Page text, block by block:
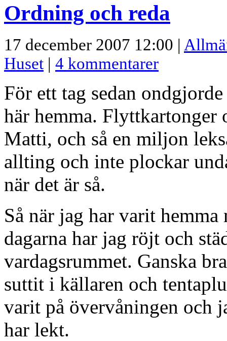
Ordning och reda
17 december 2007 12:00 |
Huset | 4 kommentarer
För ett tag sedan
här hemma. Flyttkartonger
Matti, och så en miljon
allting och inte plockar
när det är så.
Så när jag har varit hemma
dagarna har jag röjt och
vardagsrummet. Ganska
suttit i källaren och
varit på övervåningen och
har lekt.